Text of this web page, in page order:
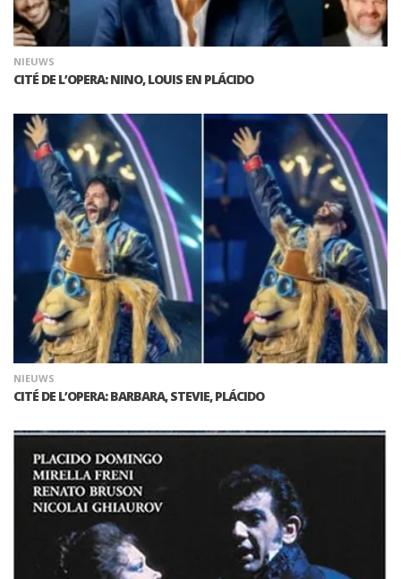
NIEUWS
CITÉ DE L’OPERA: NINO, LOUIS EN PLÁCIDO
NIEUWS
CITÉ DE L’OPERA: BARBARA, STEVIE, PLÁCIDO